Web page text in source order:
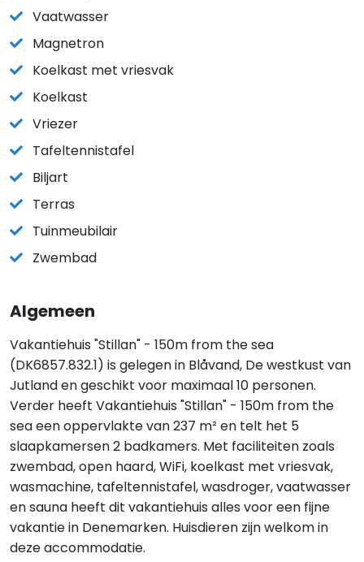
Vaatwasser
Magnetron
Koelkast met vriesvak
Koelkast
Vriezer
Tafeltennistafel
Biljart
Terras
Tuinmeubilair
Zwembad
Algemeen
Vakantiehuis "Stillan" - 150m from the sea
(DK6857.832.1) is gelegen in Blåvand, De westkust van
Jutland en geschikt voor maximaal 10 personen.
Verder heeft Vakantiehuis "Stillan" - 150m from the
sea een oppervlakte van 237 m² en telt het 5
slaapkamersen 2 badkamers. Met faciliteiten zoals
zwembad, open haard, WiFi, koelkast met vriesvak,
wasmachine, tafeltennistafel, wasdroger, vaatwasser
en sauna heeft dit vakantiehuis alles voor een fijne
vakantie in Denemarken. Huisdieren zijn welkom in
deze accommodatie.